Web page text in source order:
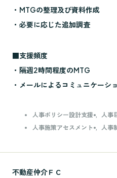
・MTGの整理及び資料作成
・必要に応じた追加調査
■支援頻度
・隔週2時間程度のMTG
・メールによるコミュニケーシ
人事ポリシー設計支援 人事
人事施策アセスメント
人事
不動産仲介ＦＣ